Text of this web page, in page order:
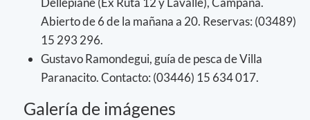
Abierto de 6 de la mañana a 20. Reservas: (03489)
15 293 296.
Gustavo Ramondegui, guía de pesca de Villa
Paranacito. Contacto: (03446) 15 634 017.
Galería de imágenes